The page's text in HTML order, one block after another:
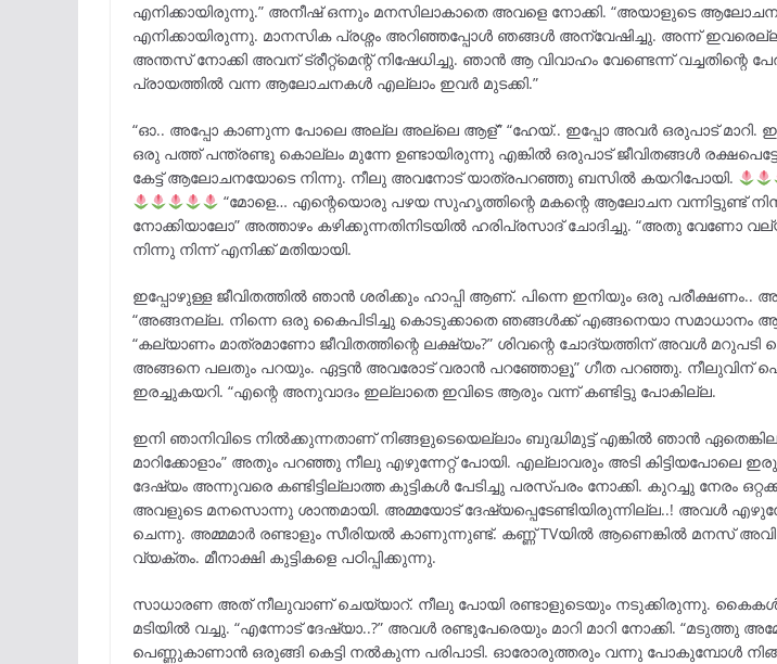
എനിക്കായിരുന്നു.” അനീഷ് ഒന്നും മനസിലാകാതെ അവളെ നോക്കി. “അയാളുടെ
എനിക്കായിരുന്നു. മാനസിക പ്രശ്നം അറിഞ്ഞപ്പോൾ ഞങ്ങൾ അന്വേഷിച്ചു. അന്ന്
അന്തസ് നോക്കി അവന് ട്രീറ്റ്‌മെന്റ് നിഷേധിച്ചു. ഞാൻ ആ വിവാഹം വേണ്ടെന്ന് വച്ചതിന്റെ
പ്രായത്തിൽ വന്ന ആലോചനകൾ എല്ലാം ഇവർ മുടക്കി.”
“ഓ.. അപ്പോ കാണുന്ന പോലെ അല്ല അല്ലെ ആള്” “ഹേയ്.. ഇപ്പോ അവർ ഒരുപാട് മാറി.
ഒരു പത്ത് പന്ത്രണ്ടു കൊല്ലം മുന്നേ ഉണ്ടായിരുന്നു എങ്കിൽ ഒരുപാട് ജീവിതങ്ങൾ
കേട്ട് ആലോചനയോടെ നിന്നു. നീലു അവനോട് യാത്രപറഞ്ഞു ബസിൽ കയറിപോയി.
“മോളെ… എന്റെയൊരു പഴയ സുഹൃത്തിന്റെ മകന്റെ ആലോചന വന്നിട്ടുണ്ട്
നോക്കിയാലോ” അത്താഴം കഴിക്കുന്നതിനിടയിൽ ഹരിപ്രസാദ് ചോദിച്ചു. “അതു വേണോ
നിന്നു നിന്ന് എനിക്ക് മതിയായി.
ഇപ്പോഴുള്ള ജീവിതത്തിൽ ഞാൻ ശരിക്കും ഹാപ്പി ആണ്. പിന്നെ ഇനിയും ഒരു പരീക്ഷണം..
“അങ്ങനല്ല. നിന്നെ ഒരു കൈപിടിച്ചു കൊടുക്കാതെ ഞങ്ങൾക്ക് എങ്ങനെയാ സമാധാനം
“കല്യാണം മാത്രമാണോ ജീവിതത്തിന്റെ ലക്ഷ്യം?” ശിവന്റെ ചോദ്യത്തിന് അവൾ
അങ്ങനെ പലതും പറയും. ഏട്ടൻ അവരോട് വരാൻ പറഞ്ഞോളൂ” ഗീത പറഞ്ഞു. നീലുവിന്
ഇരച്ചുകയറി. “എന്റെ അനുവാദം ഇല്ലാതെ ഇവിടെ ആരും വന്ന് കണ്ടിട്ടു പോകില്ല.
ഇനി ഞാനിവിടെ നിൽക്കുന്നതാണ് നിങ്ങളുടെയെല്ലാം ബുദ്ധിമുട്ട് എങ്കിൽ ഞാൻ
മാറിക്കോളാം” അതും പറഞ്ഞു നീലു എഴുന്നേറ്റ് പോയി. എല്ലാവരും അടി കിട്ടിയപോലെ
ദേഷ്യം അന്നുവരെ കണ്ടിട്ടില്ലാത്ത കുട്ടികൾ പേടിച്ചു പരസ്പരം നോക്കി. കുറച്ചു നേരം
അവളുടെ മനസൊന്നു ശാന്തമായി. അമ്മയോട് ദേഷ്യപ്പെടേണ്ടിയിരുന്നില്ല..! അവൾ
ചെന്നു. അമ്മമാർ രണ്ടാളും സീരിയൽ കാണുന്നുണ്ട്. കണ്ണ് TVയിൽ ആണെങ്കിൽ മനസ്
വ്യക്തം. മീനാക്ഷി കുട്ടികളെ പഠിപ്പിക്കുന്നു.
സാധാരണ അത് നീലുവാണ് ചെയ്യാറ്. നീലു പോയി രണ്ടാളുടെയും നടുക്കിരുന്നു.
മടിയിൽ വച്ചു. “എന്നോട് ദേഷ്യാ..?” അവൾ രണ്ടുപേരെയും മാറി മാറി നോക്കി. “മടുത്തു
പെണ്ണുകാണാൻ ഒരുങ്ങി കെട്ടി നൽകുന്ന പരിപാടി. ഓരോരുത്തരും വന്നു പോകുമ്പോൾ